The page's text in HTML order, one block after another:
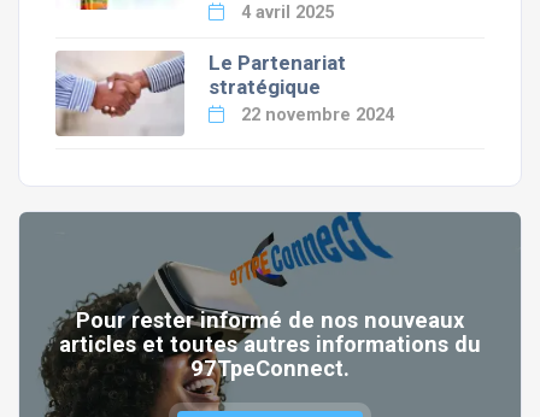
4 avril 2025
Le Partenariat
stratégique
22 novembre 2024
Pour rester informé de nos nouveaux
articles et toutes autres informations du
97TpeConnect.